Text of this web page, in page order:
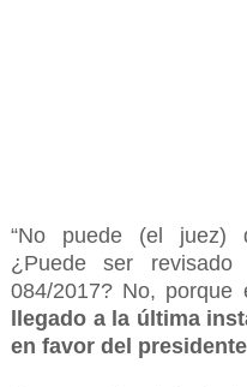
“No puede (el juez)
¿Puede ser
084/2017? No, porque
llegado a la última
en favor del